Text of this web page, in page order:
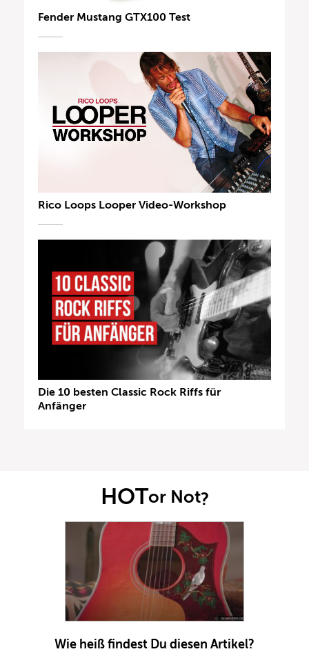
Fender Mustang GTX100 Test
Rico Loops Looper Video-Workshop
Die 10 besten Classic Rock Riffs für
Anfänger
HOTor Not?
Wie heiß findest Du diesen Artikel?